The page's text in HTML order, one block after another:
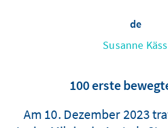
de
Susanne Käss
100 erste
Am 10. Dezember 2023